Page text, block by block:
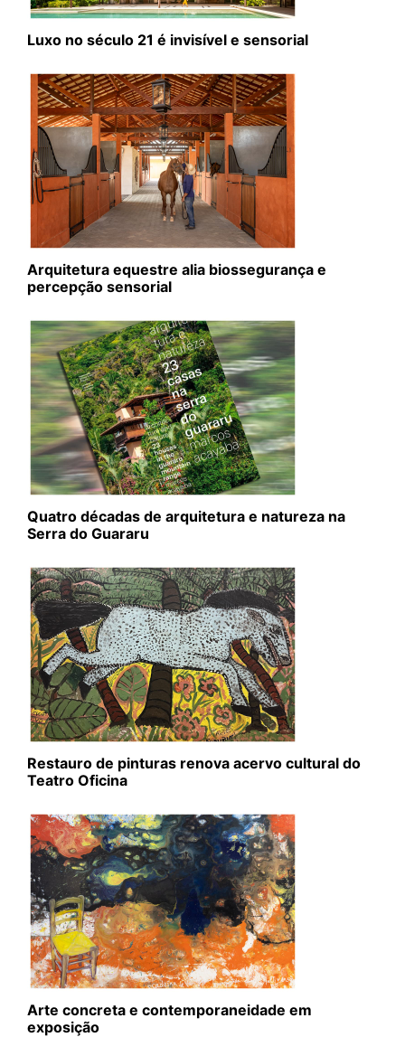
Luxo no século 21 é invisível e sensorial
Arquitetura equestre alia biossegurança e
percepção sensorial
Quatro décadas de arquitetura e natureza na
Serra do Guararu
Restauro de pinturas renova acervo cultural do
Teatro Oficina
Arte concreta e contemporaneidade em
exposição